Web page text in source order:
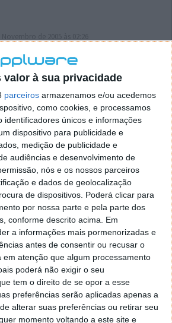
valor à sua privacidade
parceiros armazenamos e/ou acedemos
como cookies, e processamos
identificadores únicos e informações
dispositivo para publicidade e
medição de publicidade e
audiências e desenvolvimento de
nós e os nossos parceiros
e dados de geolocalização
de dispositivos. Poderá clicar para
por nossa parte e pela parte dos
conforme descrito acima. Em
a informações mais pormenorizadas e
antes de consentir ou recusar o
em atenção que algum processamento
poderá não exigir o seu
tem o direito de se opor a esse
preferências serão aplicadas apenas a
alterar suas preferências ou retirar seu
momento voltando a este site e
referida n se encontra la nada k me permita por
browser predefenido
Ja percorri o painel
o explorer na tentativa de forçar o uso do
em vao. Kaso te lembres de outra dica fico
caso contrario obrigado a mesma
7 de Novembro de 2005 às 01:39
o link funciona. Seja como for segue por mail
8.
o que te falei. Faz da seguinte maneira,
e no topo dessa janela com o botão direito do
Depois no separador Menu ‘Iniciar’
‘Personalizar’ aí encontrarás no separador